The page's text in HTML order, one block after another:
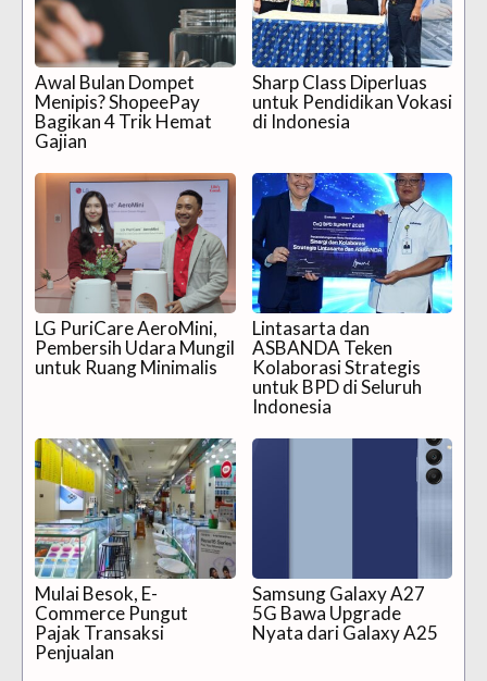
Awal Bulan Dompet
Menipis? ShopeePay
Bagikan 4 Trik Hemat
Gajian
Sharp Class Diperluas
untuk Pendidikan Vokasi
di Indonesia
LG PuriCare AeroMini,
Pembersih Udara Mungil
untuk Ruang Minimalis
Lintasarta dan
ASBANDA Teken
Kolaborasi Strategis
untuk BPD di Seluruh
Indonesia
Mulai Besok, E-
Commerce Pungut
Pajak Transaksi
Penjualan
Samsung Galaxy A27
5G Bawa Upgrade
Nyata dari Galaxy A25